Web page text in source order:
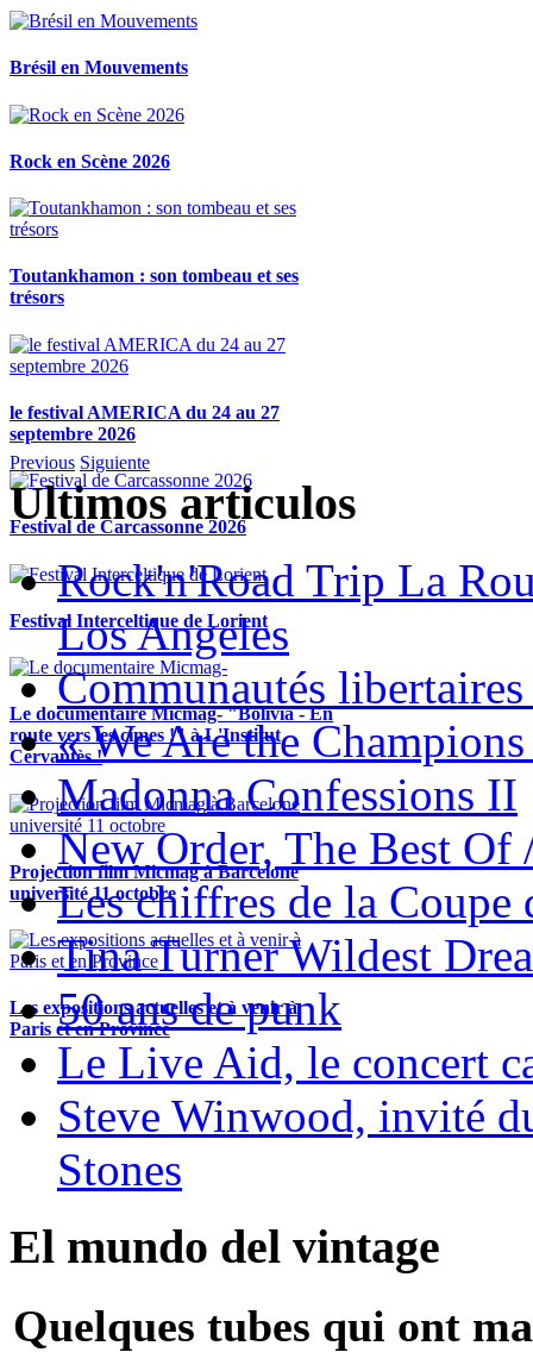
Brésil en Mouvements
Rock en Scène 2026
Toutankhamon : son tombeau et ses
trésors
le festival AMERICA du 24 au 27
septembre 2026
Festival de Carcassonne 2026
Festival Interceltique de Lorient
Le documentaire Micmag- "Bolivia - En
route vers les cimes !" à L'Institut
Cervantès !
Projection film Micmag à Barcelone
université 11 octobre
Les expositions actuelles et à venir à
Paris et en Province
Previous Siguiente
Ultimos articulos
Rock'n'Road Trip La
Los Angeles
Communautés libertaires
« We Are the
Madonna Confessions II
New Order, The Best Of
Les chiffres de la Coupe
Tina Turner Wildest
50 ans de punk
Le Live Aid, le concert
Steve Winwood, invité
Stones
El mundo del vintage
Quelques tubes qui ont